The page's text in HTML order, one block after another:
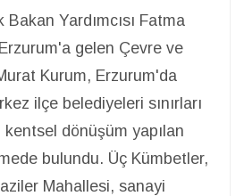
Yardımcısı Fatma
gelen Çevre ve
Kurum, Erzurum'da
ilçe belediyeleri sınırları
dönüşüm yapılan
bulundu. Üç Kümbetler,
Mahallesi, sanayi